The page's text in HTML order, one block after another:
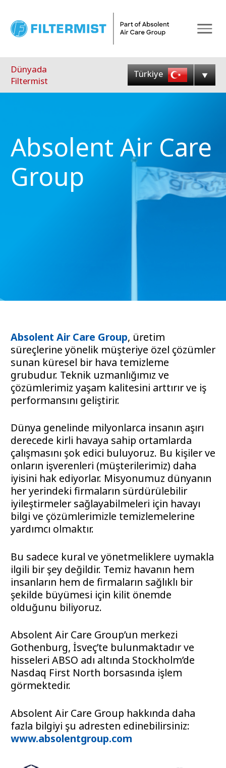
Dünyada
Filtermist
Türkiye
Absolent Air Care
Group
Absolent Air Care Group, üretim
süreçlerine yönelik müşteriye özel çözümler
sunan küresel bir hava temizleme
grubudur. Teknik uzmanlığımız ve
çözümlerimiz yaşam kalitesini arttırır ve iş
performansını geliştirir.
Dünya genelinde milyonlarca insanın aşırı
derecede kirli havaya sahip ortamlarda
çalışmasını şok edici buluyoruz. Bu kişiler ve
onların işverenleri (müşterilerimiz) daha
iyisini hak ediyorlar. Misyonumuz dünyanın
her yerindeki firmaların sürdürülebilir
iyileştirmeler sağlayabilmeleri için havayı
bilgi ve çözümlerimizle temizlemelerine
yardımcı olmaktır.
Bu sadece kural ve yönetmeliklere uymakla
ilgili bir şey değildir. Temiz havanın hem
insanların hem de firmaların sağlıklı bir
şekilde büyümesi için kilit önemde
olduğunu biliyoruz.
Absolent Air Care Group’un merkezi
Gothenburg, İsveç’te bulunmaktadır ve
hisseleri ABSO adı altında Stockholm’de
Nasdaq First North borsasında işlem
görmektedir.
Absolent Air Care Group hakkında daha
fazla bilgiyi şu adresten edinebilirsiniz:
www.absolentgroup.com